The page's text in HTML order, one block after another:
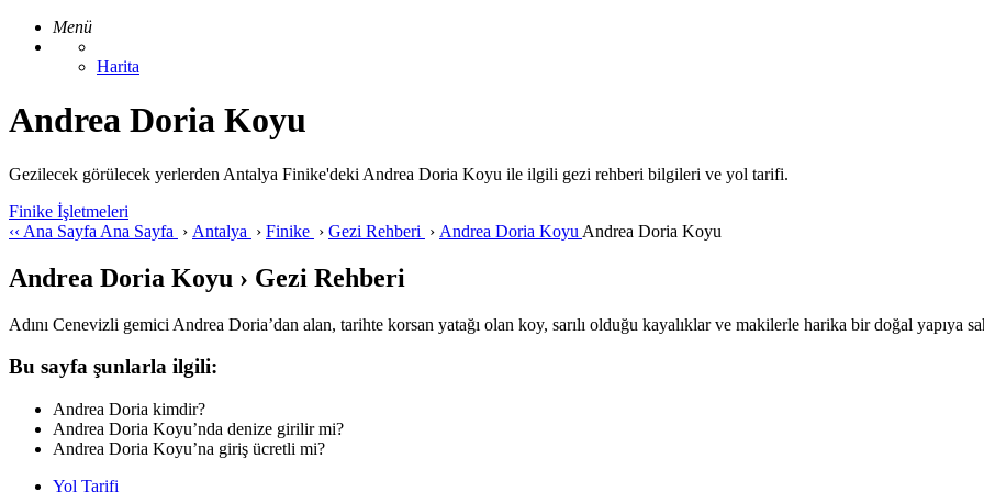
Menü
Harita
Andrea Doria Koyu
Gezilecek görülecek yerlerden Antalya Finike'deki Andrea Doria Koyu ile ilgili gezi rehberi bilgileri ve yol tarifi.
Finike İşletmeleri
‹‹ Ana Sayfa Ana Sayfa › Antalya › Finike › Gezi Rehberi › Andrea Doria Koyu Andrea Doria Koyu
Andrea Doria Koyu › Gezi Rehberi
Adını Cenevizli gemici Andrea Doria’dan alan, tarihte korsan yatağı olan koy, sarılı olduğu kayalıklar ve makilerle harika bir doğal yapıya
Bu sayfa şunlarla ilgili:
Andrea Doria kimdir?
Andrea Doria Koyu’nda denize girilir mi?
Andrea Doria Koyu’na giriş ücretli mi?
Yol Tarifi